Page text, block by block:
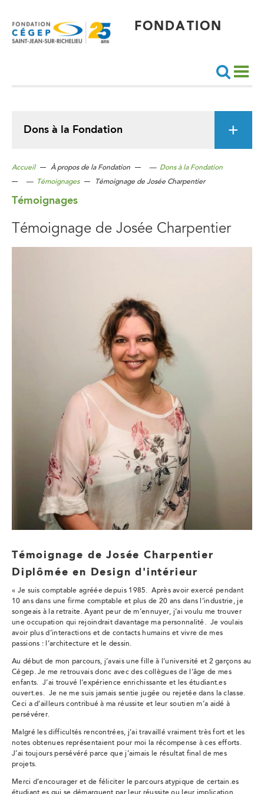
principal
FONDATION
Recherche
Dons à la Fondation
Accueil À propos de la Fondation — Dons à la Fondation
— Témoignages Témoignage de Josée Charpentier
Témoignages
Témoignage de Josée Charpentier
Témoignage de Josée Charpentier
Diplômée en Design d'intérieur
« Je suis comptable agréée depuis 1985. Après avoir exercé pendant
10 ans dans une firme comptable et plus de 20 ans dans l’industrie, je
songeais à la retraite. Ayant peur de m’ennuyer, j’ai voulu me trouver
une occupation qui rejoindrait davantage ma personnalité. Je voulais
avoir plus d’interactions et de contacts humains et vivre de mes
passions : l’architecture et le dessin.
Au début de mon parcours, j’avais une fille à l’université et 2 garçons au
Cégep. Je me retrouvais donc avec des collègues de l’âge de mes
enfants. J’ai trouvé l’expérience enrichissante et les étudiant.es
ouvert.es. Je ne me suis jamais sentie jugée ou rejetée dans la classe.
Ceci a d’ailleurs contribué à ma réussite et leur soutien m’a aidé à
persévérer.
Malgré les difficultés rencontrées, j’ai travaillé vraiment très fort et les
notes obtenues représentaient pour moi la récompense à ces efforts.
J’ai toujours persévéré parce que j’aimais le résultat final de mes
projets.
Merci d’encourager et de féliciter le parcours atypique de certain.es